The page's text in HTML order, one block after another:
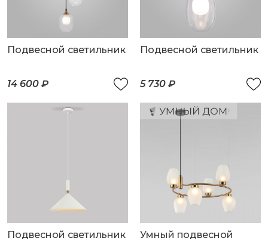
Подвесной светильник
14 600 ₽
Подвесной светильник
5 730 ₽
Подвесной светильник
Умный подвесной